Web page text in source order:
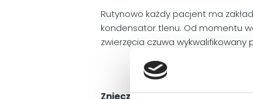
Rutynowo każdy pacjent ma
kondensator tlenu. Od momentu
zwierzęcia czuwa wykwalifikowany